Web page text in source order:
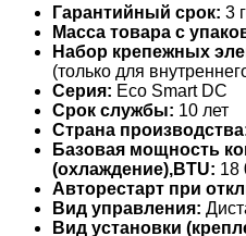
Гарантийный срок: 3
Масса товара с
Набор крепежных
(только для
Серия: Eco Smart DC
Срок службы: 10 лет
Страна
Базовая мощность
(охлаждение),BTU: 18
Авторестарт при
Вид управления:
Вид установки